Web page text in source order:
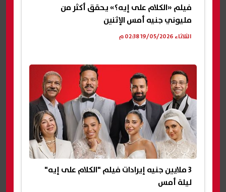
فيلم «الكلام على إيه؟» يحقق أكثر من
مليوني جنيه أمس الإثنين
الثلاثاء 19/05/2026 02:38 م
3 ملايين جنيه إيرادات فيلم "الكلام على إيه"
ليلة أمس